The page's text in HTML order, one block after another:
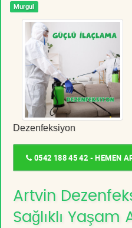
Murgul
Dezenfeksiyon
0542 188 45 42 - HEMEN
Artvin
Sağlıklı Yaşam